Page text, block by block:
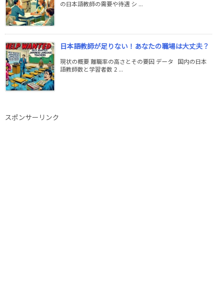
の日本語教師の需要や待遇 シ ...
日本語教師が足りない！あなたの職場は大丈夫？
現状の概要 離職率の高さとその要因 データ 国内の日本
語教師数と学習者数 2 ...
スポンサーリンク